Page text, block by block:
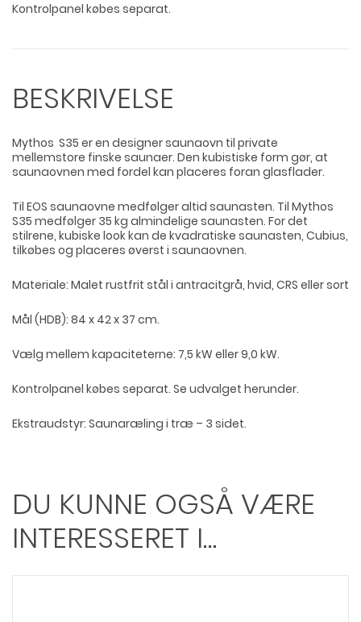
Kontrolpanel købes separat.
BESKRIVELSE
Mythos S35 er en designer saunaovn til private
mellemstore finske saunaer. Den kubistiske form gør, at
saunaovnen med fordel kan placeres foran glasflader.
Til EOS saunaovne medfølger altid saunasten. Til Mythos
S35 medfølger 35 kg almindelige saunasten. For det
stilrene, kubiske look kan de kvadratiske saunasten, Cubius,
tilkøbes og placeres øverst i saunaovnen.
Materiale: Malet rustfrit stål i antracitgrå, hvid, CRS eller sort
Mål (HDB): 84 x 42 x 37 cm.
Vælg mellem kapaciteterne: 7,5 kW eller 9,0 kW.
Kontrolpanel købes separat. Se udvalget herunder.
Ekstraudstyr: Saunaræling i træ – 3 sidet.
DU KUNNE OGSÅ VÆRE
INTERESSERET I…